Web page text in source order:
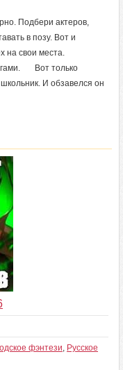
Подбери актеров,
в позу. Вот и
на свои места.
Вот только
И обзавелся он
фэнтези, Русское